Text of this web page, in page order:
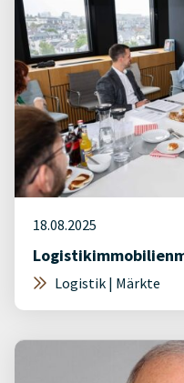
18.08.2025
Logistik | Märkte